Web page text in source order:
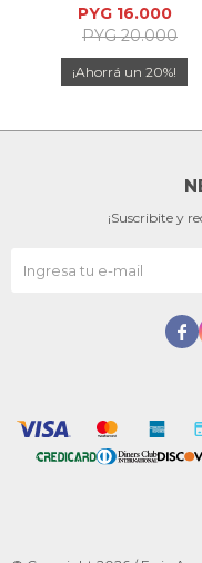
PYG 16.000
PYG 20.000
20
¡Suscribite y
